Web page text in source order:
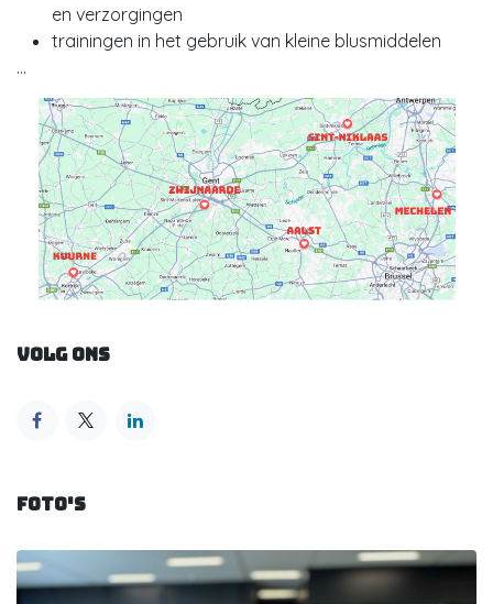
en verzorgingen
trainingen in het gebruik van kleine blusmiddelen
...
Volg ons
Foto's